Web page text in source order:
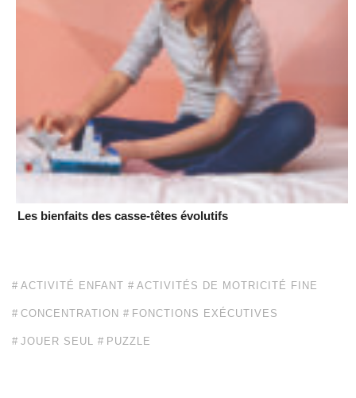
Les bienfaits des casse-têtes évolutifs
ACTIVITÉ ENFANT ACTIVITÉS DE MOTRICITÉ FINE
CONCENTRATION FONCTIONS EXÉCUTIVES
JOUER SEUL PUZZLE